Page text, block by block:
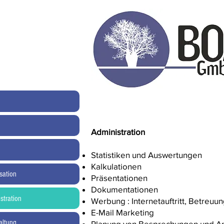
Administration
Statistiken und Auswertungen
Kalkulationen
Präsentationen
Dokumentationen
Werbung : Internetauftritt,
E-Mail Marketing